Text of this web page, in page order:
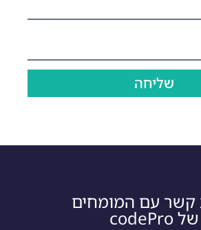
שליחה
קשר עם המומחים
של codePro